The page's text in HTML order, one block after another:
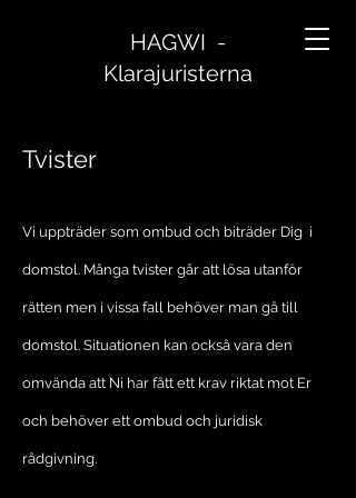
HAGWI -
Klarajuristerna
Tvister
Vi uppträder som ombud och biträder Dig i
domstol. Många tvister går att lösa utanför
rätten men i vissa fall behöver man gå till
domstol. Situationen kan också vara den
omvända att Ni har fått ett krav riktat mot Er
och behöver ett ombud och juridisk
rådgivning.